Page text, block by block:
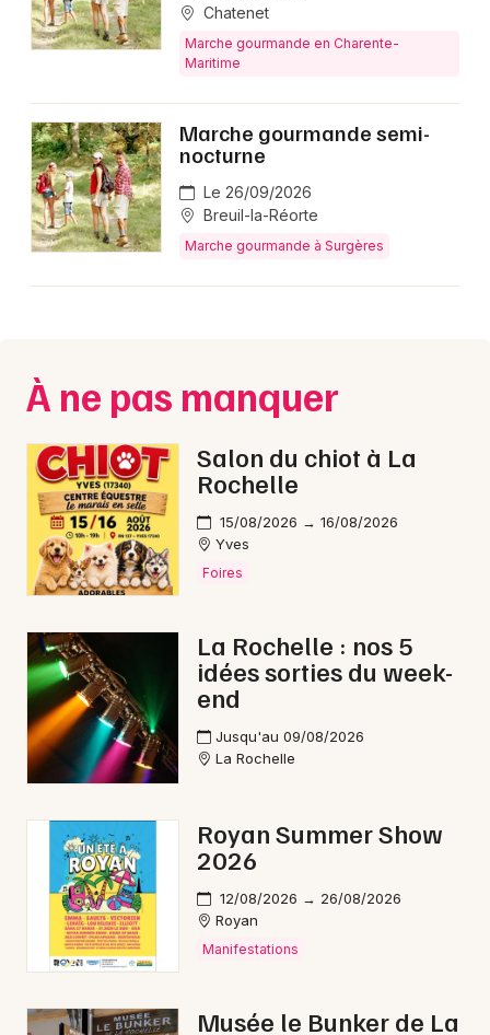
Chatenet
Marche gourmande en Charente-
Maritime
Marche gourmande semi-
nocturne
Le 26/09/2026
Breuil-la-Réorte
Marche gourmande à Surgères
À ne pas manquer
Salon du chiot à La
Rochelle
15/08/2026 → 16/08/2026
Yves
Foires
La Rochelle : nos 5
idées sorties du week-
end
Jusqu'au 09/08/2026
La Rochelle
Royan Summer Show
2026
12/08/2026 → 26/08/2026
Royan
Manifestations
Musée le Bunker de La